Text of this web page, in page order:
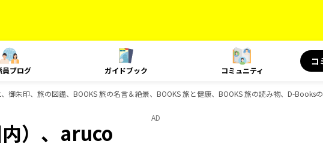
員ブログ ガイドブック コミュニティ
コ
朱印、旅の図鑑、BOOKS 旅の名言＆絶景、BOOKS 旅と健康、BOOKS 旅の読み物、D-Books
）、aruco
AD